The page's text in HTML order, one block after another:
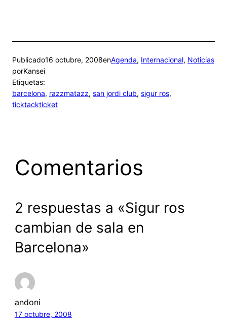
Publicado16 octubre, 2008enAgenda, Internacional, Noticias
porKansei
Etiquetas:
barcelona, razzmatazz, san jordi club, sigur ros
ticktackticket
Comentarios
2 respuestas a «Sigur ros
cambian de sala en
Barcelona»
andoni
17 octubre, 2008